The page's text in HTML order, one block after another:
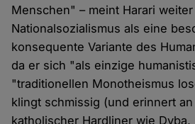
Menschen" – meint Harari
Nationalsozialismus als eine
konsequente Variante des
da er sich "als einzige
"traditionellen Monotheismus
klingt schmissig (und erinnert
katholischer Hardliner wie